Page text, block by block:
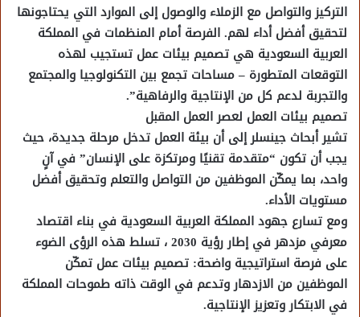
التركيز والتواصل مع الزملاء والوصول إلى الموارد التي يحتاجونها
لتحقيق أفضل أداء لهم. الفرصة أمام المنظمات في المملكة
العربية السعودية هي تصميم بيئات عمل تستجيب لهذه
التوقعات المتطورة – مساحات تجمع بين التكنولوجيا والمجتمع
والتجربة لدعم كل من الإنتاجية والرفاهية”.
تصميم بيئات العمل لعصر العمل المقبل
تشير أبحاث جينسلر إلى أن بيئة العمل تدخل مرحلة جديدة، حيث
يجب أن تكون “متقدمة تقنيًا ومرتكزة على الإنسان” في آنٍ
واحد، بما يمكّن الموظفين من التواصل والتعلم وتحقيق أفضل
مستويات الأداء.
ومع تسارع جهود المملكة العربية السعودية في بناء اقتصاد
معرفي مزدهر في إطار رؤية 2030 ، تسلط هذه الرؤى الضوء
على فرصة استراتيجية واضحة: تصميم بيئات عمل تمكّن
الموظفين من الازدهار وتدعم في الوقت ذاته طموحات المملكة
في الابتكار وتعزيز الإنتاجية.